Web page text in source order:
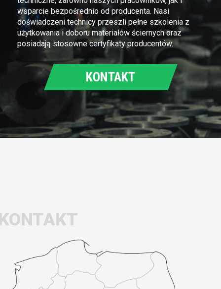
wsparcie bezpośrednio od producenta. Nasi
doświadczeni technicy przeszli pełne szkolenia z
użytkowania i doboru materiałów ściernych oraz
posiadają stosowne certyfikaty producentów.
KONTAKT